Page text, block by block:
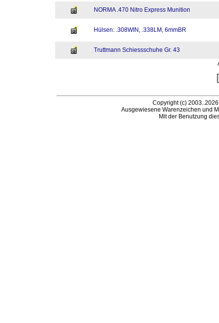
NORMA .470 Nitro Express Munition
Hülsen: .308WIN, .338LM, 6mmBR
Truttmann Schiessschuhe Gr. 43
Copyright (c)
Ausgewiesene Warenzeichen und
Mit der Benutzung